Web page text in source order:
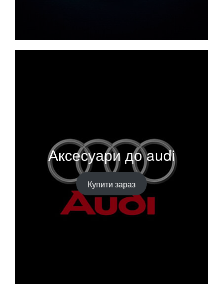
Аксесуари до audi
Купити зараз